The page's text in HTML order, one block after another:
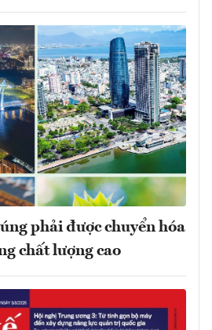
phải được chuyển hóa
chất lượng cao